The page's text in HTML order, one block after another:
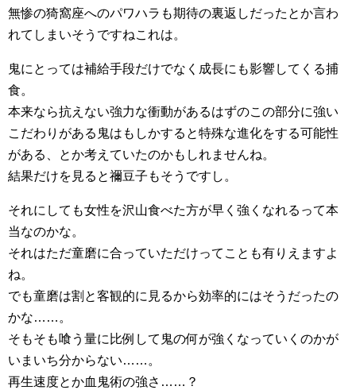
無惨の猗窩座へのパワハラも期待の裏返しだったとか言わ
れてしまいそうですねこれは。
鬼にとっては補給手段だけでなく成長にも影響してくる捕
食。
本来なら抗えない強力な衝動があるはずのこの部分に強い
こだわりがある鬼はもしかすると特殊な進化をする可能性
がある、とか考えていたのかもしれませんね。
結果だけを見ると禰豆子もそうですし。
それにしても女性を沢山食べた方が早く強くなれるって本
当なのかな。
それはただ童磨に合っていただけってことも有りえますよ
ね。
でも童磨は割と客観的に見るから効率的にはそうだったの
かな……。
そもそも喰う量に比例して鬼の何が強くなっていくのかが
いまいち分からない……。
再生速度とか血鬼術の強さ……？